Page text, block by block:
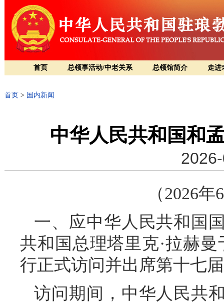
首页 总领事活动/中老关系 总领馆简介 走进
首页 > 国内新闻
中华人民共和国和
（2026
一、应中华人民共和国
共和国总理塔里克·拉赫曼
行正式访问并出席第十七
访问期间，中华人民共